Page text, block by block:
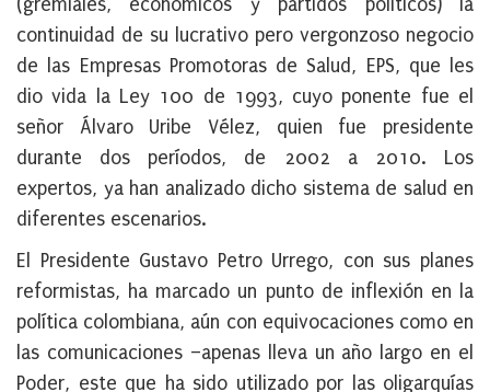
(gremiales, económicos y partidos políticos) la
continuidad de su lucrativo pero vergonzoso negocio
de las Empresas Promotoras de Salud, EPS, que les
dio vida la Ley 100 de 1993, cuyo ponente fue el
señor Álvaro Uribe Vélez, quien fue presidente
durante dos períodos, de 2002 a 2010. Los
expertos, ya han analizado dicho sistema de salud en
diferentes escenarios.
El Presidente Gustavo Petro Urrego, con sus planes
reformistas, ha marcado un punto de inflexión en la
política colombiana, aún con equivocaciones como en
las comunicaciones –apenas lleva un año largo en el
Poder, este que ha sido utilizado por las oligarquías